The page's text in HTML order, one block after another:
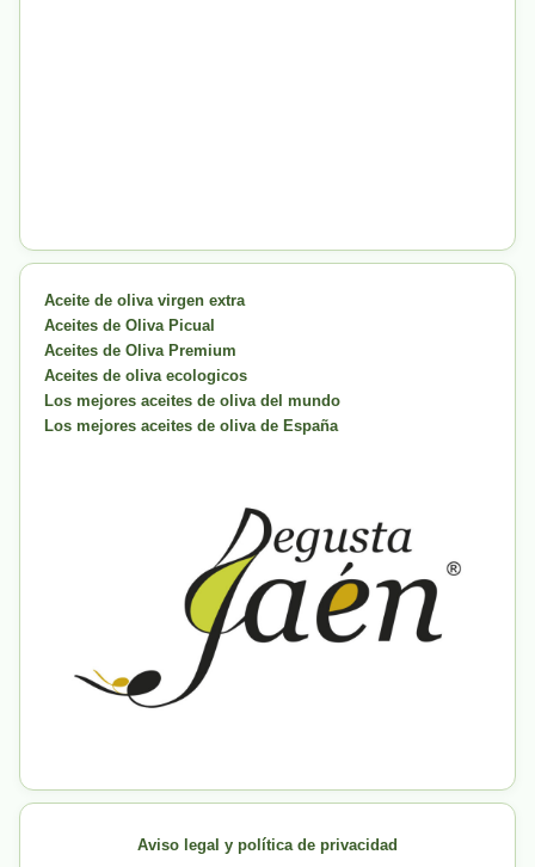
Aceite de oliva virgen extra
Aceites de Oliva Picual
Aceites de Oliva Premium
Aceites de oliva ecologicos
Los mejores aceites de oliva del mundo
Los mejores aceites de oliva de España
Aviso legal y política de privacidad